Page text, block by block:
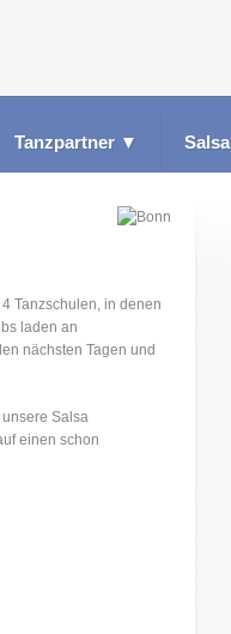
Tanzpartner ▼
Tanzschulen, in denen
laden an
nächsten Tagen und
Salsa
einen schon